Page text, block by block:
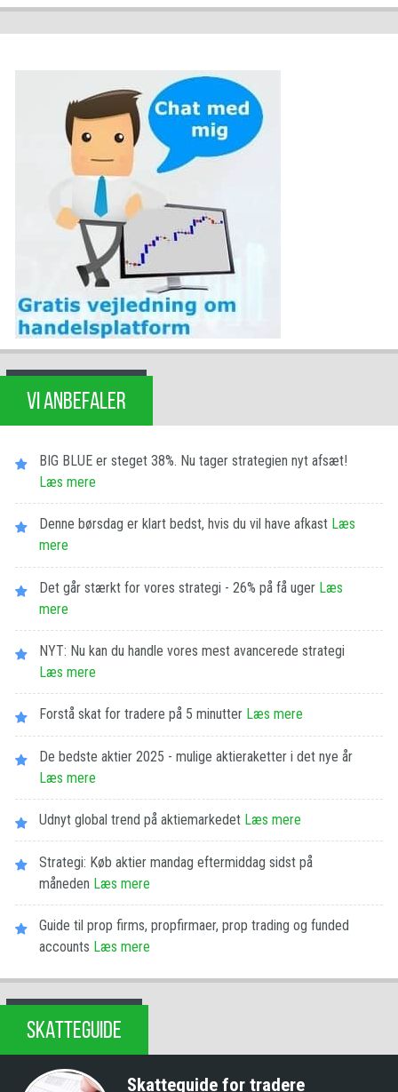
VI ANBEFALER
BIG BLUE er steget 38%. Nu tager strategien nyt afsæt!
Læs mere
Denne børsdag er klart bedst, hvis du vil have afkast Læs
mere
Det går stærkt for vores strategi - 26% på få uger Læs
mere
NYT: Nu kan du handle vores mest avancerede strategi
Læs mere
Forstå skat for tradere på 5 minutter Læs mere
De bedste aktier 2025 - mulige aktieraketter i det nye år
Læs mere
Udnyt global trend på aktiemarkedet Læs mere
Strategi: Køb aktier mandag eftermiddag sidst på
måneden Læs mere
Guide til prop firms, propfirmaer, prop trading og funded
accounts Læs mere
SKATTEGUIDE
Skatteguide for tradere